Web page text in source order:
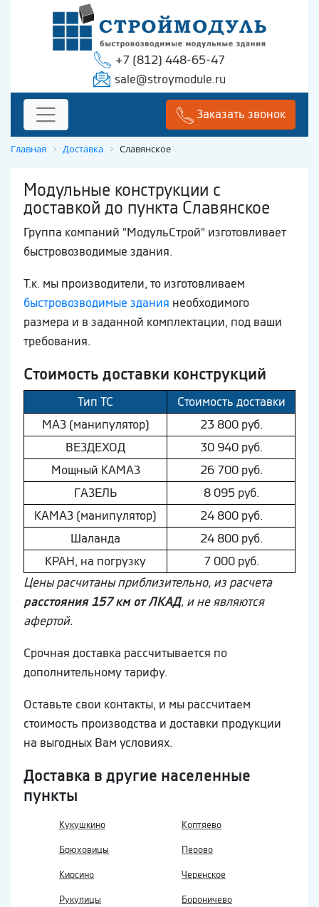
+7 (812) 448-65-47
sale@stroymodule.ru
Заказать звонок
Главная Доставка Славянское
Модульные конструкции с
доставкой до пункта Славянское
Группа компаний "МодульСтрой" изготовливает
быстровозводимые здания.
Т.к. мы производители, то изготовливаем
быстровозводимые здания необходимого
размера и в заданной комплектации, под ваши
требования.
Стоимость доставки конструкций
Тип ТС
Стоимость доставки
МAЗ (манипулятор)
23 800 руб.
ВEЗДEХОД
30 940 руб.
Мощный КAМAЗ
26 700 руб.
ГAЗEЛЬ
8 095 руб.
КAМAЗ (манипулятор)
24 800 руб.
Шaлaнда
24 800 руб.
КРАН, на погрузку
7 000 руб.
Цены расчитаны приблизительно, из расчета
расстояния 157 км от ЛКАД, и не являются
афертой.
Срочная доставка рассчитывается по
дополнительному тарифу.
Оставьте свои контакты, и мы рассчитаем
стоимость производства и доставки продукции
на выгодных Вам условиях.
Доставка в другие населенные
пункты
Кукушкино Коптяево
Брюховицы Перово
Кирсино Черенское
Рукулицы Бороничево